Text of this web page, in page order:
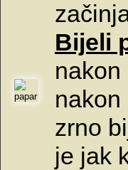
Bijeli
nakon
zrno
je jak